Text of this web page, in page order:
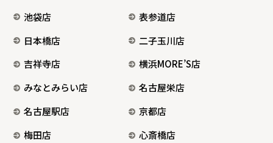
池袋店
表参道店
日本橋店
二子玉川店
吉祥寺店
横浜MORE’S店
みなとみらい店
名古屋栄店
名古屋駅店
京都店
梅田店
心斎橋店